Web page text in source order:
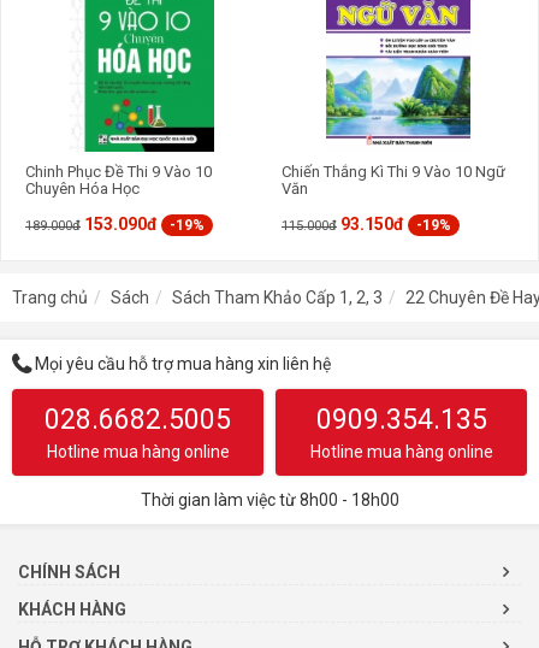
Chinh Phục Đề Thi 9 Vào 10
Chuyên Hóa Học
189.000đ 153.090đ -19%
Chiến Thắng Kì Thi 9 Vào 10 Ngữ
Văn
115.000đ 93.150đ -19%
Trang chủ Sách Sách Tham Khảo Cấp 1, 2, 3 22 Chuyên Đề
Mọi yêu cầu hỗ trợ mua hàng xin liên hệ
028.6682.5005
Hotline mua hàng online
0909.354.135
Hotline mua hàng online
Thời gian làm việc từ 8h00 - 18h00
CHÍNH SÁCH
KHÁCH HÀNG